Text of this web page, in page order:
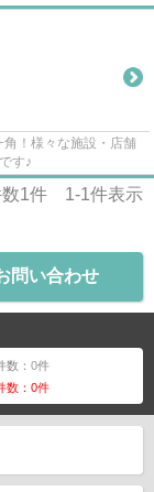
角！様々な施設・店舗
す♪
1件 1-1件表示
問い合わせ
数：0件
数：0件